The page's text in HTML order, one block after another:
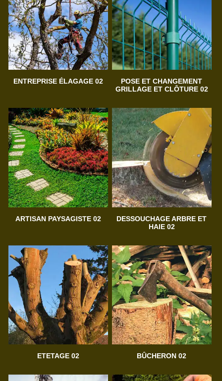
ENTREPRISE ÉLAGAGE 02
POSE ET CHANGEMENT
GRILLAGE ET CLÔTURE 02
ARTISAN PAYSAGISTE 02
DESSOUCHAGE ARBRE ET
HAIE 02
ETETAGE 02 BÛCHERON 02